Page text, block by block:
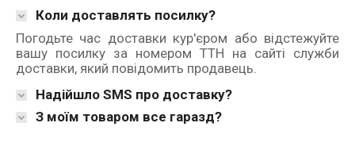
Коли доставлять посилку?
Погодьте час доставки кур'єром або відстежуйте
вашу посилку за номером ТТН на сайті служби
доставки, який повідомить продавець.
Надійшло SMS про доставку?
З моїм товаром все гаразд?